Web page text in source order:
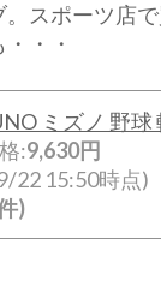
スポーツ店
・・
ミズノ 野球
:9,630円
22 15:50時点)
)